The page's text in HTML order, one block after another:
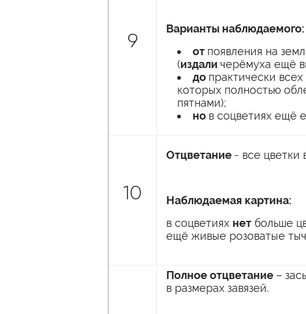
9
Варианты наблюдаемого:
от появления на
(издали черёмуха ещё
до практически
которых полностью
пятнами);
но в соцветиях ещё
10
Отцветание - все цветки
Наблюдаемая картина:
в соцветиях нет больше
ещё живые розоватые
Полное отцветание –
в размерах завязей.